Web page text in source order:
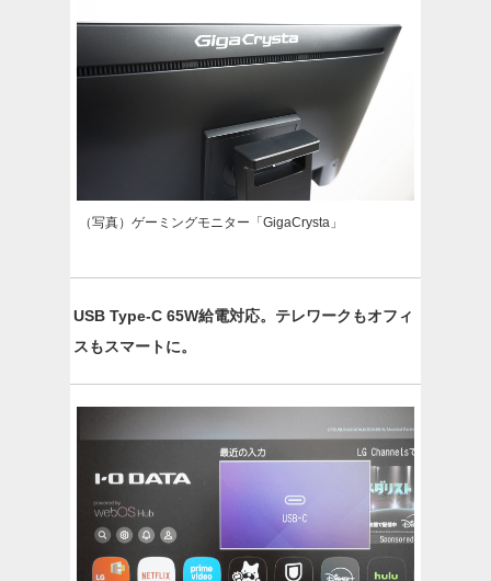
（写真）ゲーミングモニター「GigaCrysta」
USB Type-C 65W給電対応。テレワークもオフィ
スもスマートに。